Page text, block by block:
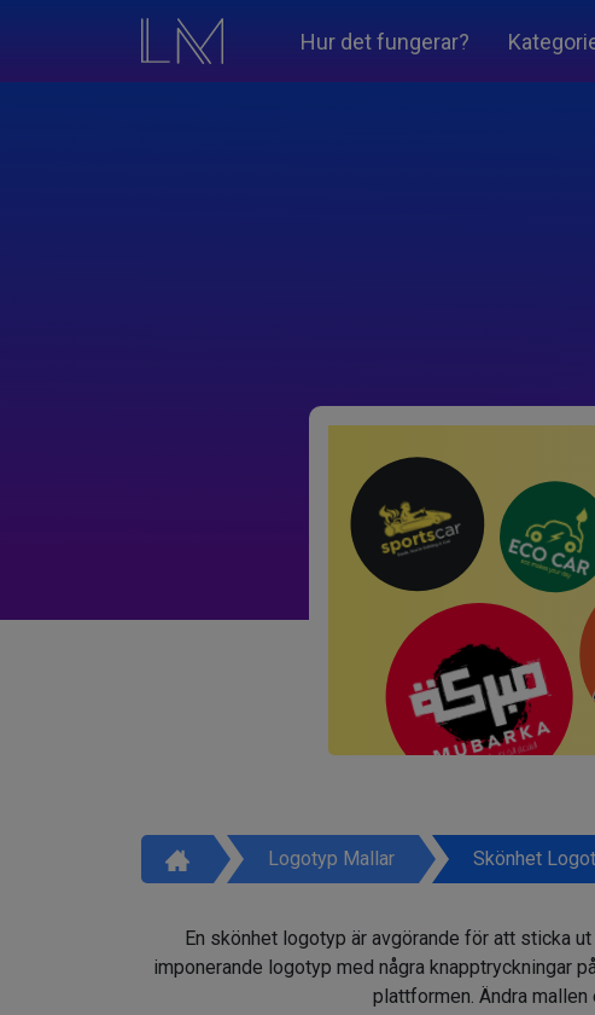
Hur det fungerar?
Logotyp Mallar Skönhet
En skönhet logotyp är avgörande för att sticka
imponerande logotyp med några knapptryckningar
plattformen. Ändra